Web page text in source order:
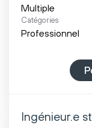
Multiple
Catégories
Professionnel
Ingénieur.e